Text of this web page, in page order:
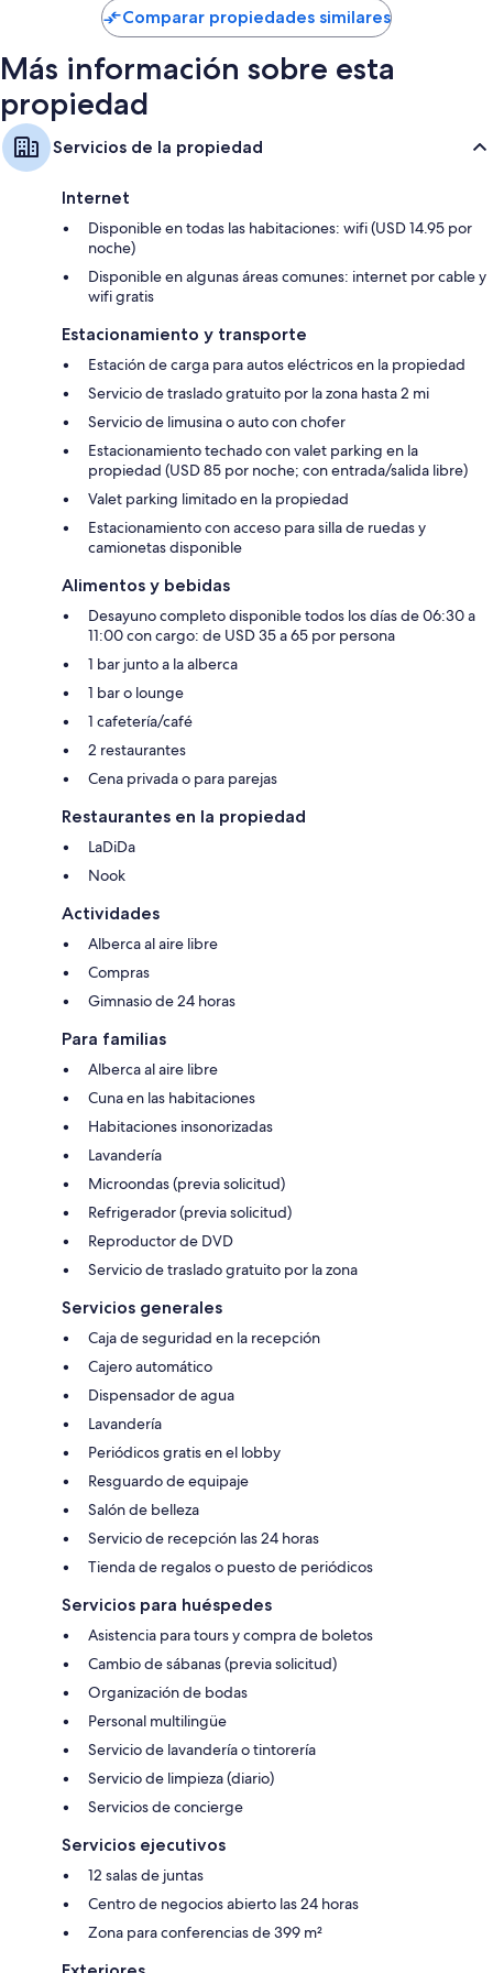
Smart TVs de 55 pulgadas con canales de televisión premium y
reproductores de DVD
Armarios o clósets, microondas (previa solicitud) y camas infantiles
gratuitas
de
$385
Comparar propiedades similares
Más información sobre esta
propiedad
Servicios de la propiedad
Internet
Disponible en todas las habitaciones: wifi (USD 14.95 por
noche)
Disponible en algunas áreas comunes: internet por cable y
wifi gratis
Estacionamiento y transporte
Estación de carga para autos eléctricos en la propiedad
Servicio de traslado gratuito por la zona hasta 2 mi
Servicio de limusina o auto con chofer
Estacionamiento techado con valet parking en la
propiedad (USD 85 por noche; con entrada/salida libre)
Valet parking limitado en la propiedad
Estacionamiento con acceso para silla de ruedas y
camionetas disponible
Alimentos y bebidas
Desayuno completo disponible todos los días de 06:30 a
11:00 con cargo: de USD 35 a 65 por persona
1 bar junto a la alberca
1 bar o lounge
1 cafetería/café
2 restaurantes
Cena privada o para parejas
Restaurantes en la propiedad
LaDiDa
Nook
Actividades
Alberca al aire libre
Compras
Gimnasio de 24 horas
Para familias
Alberca al aire libre
Cuna en las habitaciones
Habitaciones insonorizadas
Lavandería
Microondas (previa solicitud)
Refrigerador (previa solicitud)
Reproductor de DVD
Servicio de traslado gratuito por la zona
Servicios generales
Caja de seguridad en la recepción
Cajero automático
Dispensador de agua
Lavandería
Periódicos gratis en el lobby
Resguardo de equipaje
Salón de belleza
Servicio de recepción las 24 horas
Tienda de regalos o puesto de periódicos
Servicios para huéspedes
Asistencia para tours y compra de boletos
Cambio de sábanas (previa solicitud)
Organización de bodas
Personal multilingüe
Servicio de lavandería o tintorería
Servicio de limpieza (diario)
Servicios de concierge
Servicios ejecutivos
12 salas de juntas
Centro de negocios abierto las 24 horas
Zona para conferencias de 399 m²